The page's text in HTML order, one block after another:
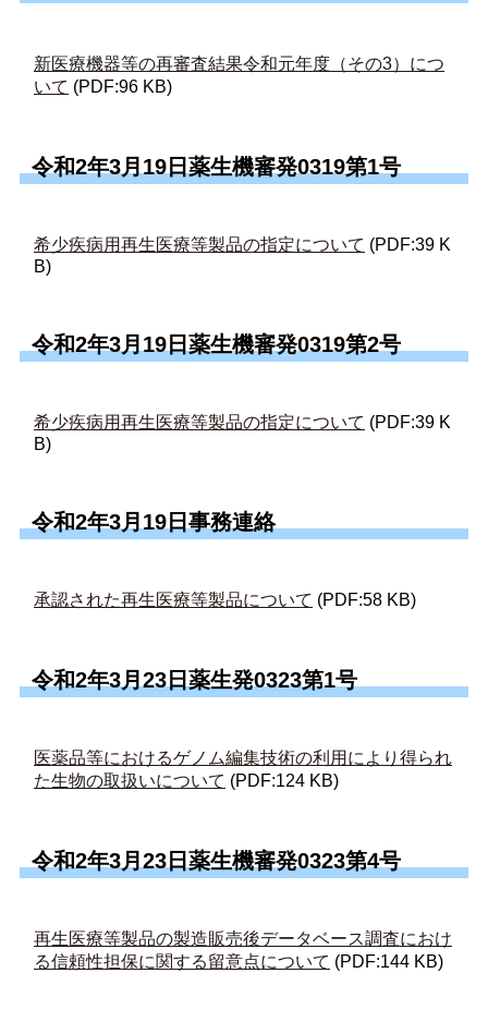
新医療機器等の再審査結果令和元年度（その3）につ
いて (PDF:96 KB)
令和2年3月19日薬生機審発0319第1号
希少疾病用再生医療等製品の指定について (PDF:39 K
B)
令和2年3月19日薬生機審発0319第2号
希少疾病用再生医療等製品の指定について (PDF:39 K
B)
令和2年3月19日事務連絡
承認された再生医療等製品について (PDF:58 KB)
令和2年3月23日薬生発0323第1号
医薬品等におけるゲノム編集技術の利用により得られ
た生物の取扱いについて (PDF:124 KB)
令和2年3月23日薬生機審発0323第4号
再生医療等製品の製造販売後データベース調査におけ
る信頼性担保に関する留意点について (PDF:144 KB)